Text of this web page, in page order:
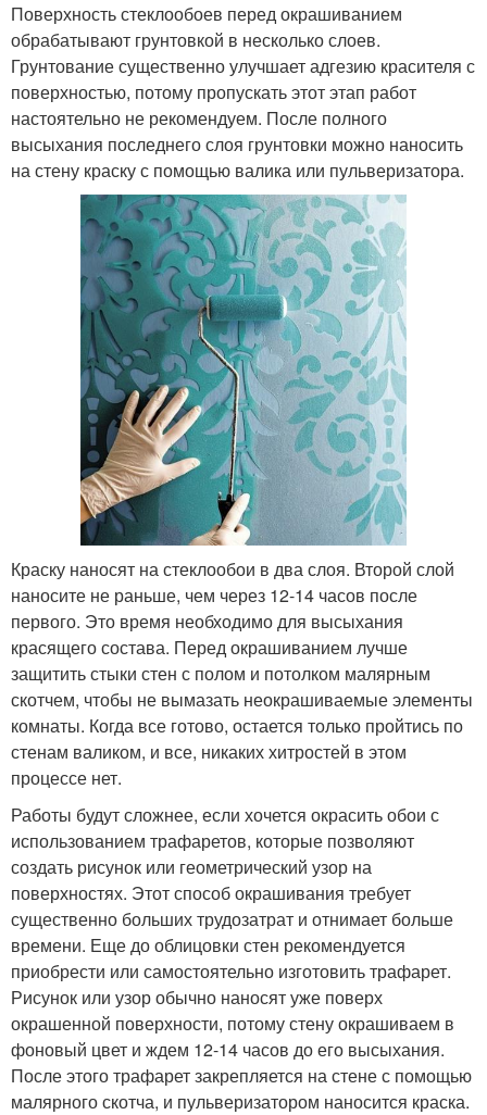
Поверхность стеклообоев перед окрашиванием
обрабатывают грунтовкой в несколько слоев.
Грунтование существенно улучшает адгезию красителя с
поверхностью, потому пропускать этот этап работ
настоятельно не рекомендуем. После полного
высыхания последнего слоя грунтовки можно наносить
на стену краску с помощью валика или пульверизатора.
Краску наносят на стеклообои в два слоя. Второй слой
наносите не раньше, чем через 12-14 часов после
первого. Это время необходимо для высыхания
красящего состава. Перед окрашиванием лучше
защитить стыки стен с полом и потолком малярным
скотчем, чтобы не вымазать неокрашиваемые элементы
комнаты. Когда все готово, остается только пройтись по
стенам валиком, и все, никаких хитростей в этом
процессе нет.
Работы будут сложнее, если хочется окрасить обои с
использованием трафаретов, которые позволяют
создать рисунок или геометрический узор на
поверхностях. Этот способ окрашивания требует
существенно больших трудозатрат и отнимает больше
времени. Еще до облицовки стен рекомендуется
приобрести или самостоятельно изготовить трафарет.
Рисунок или узор обычно наносят уже поверх
окрашенной поверхности, потому стену окрашиваем в
фоновый цвет и ждем 12-14 часов до его высыхания.
После этого трафарет закрепляется на стене с помощью
малярного скотча, и пульверизатором наносится краска.